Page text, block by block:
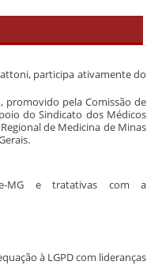
participa ativamente do
promovido pela Comissão de
do Sindicato dos Médicos
de Medicina de Minas
MG e tratativas com a
à LGPD com lideranças